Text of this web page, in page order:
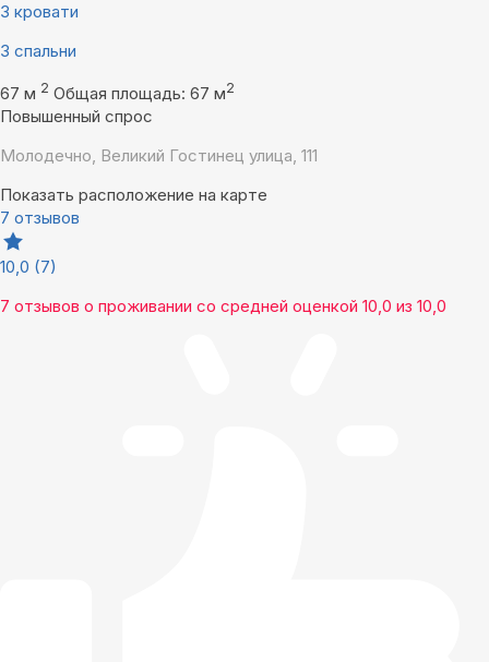
3 кровати
3 спальни
67 м 2 Общая площадь: 67 м2
Повышенный спрос
Молодечно, Великий Гостинец улица, 111
Показать расположение на карте
7 отзывов
10,0 (7)
7 отзывов о проживании со средней оценкой 10,0 из 10,0